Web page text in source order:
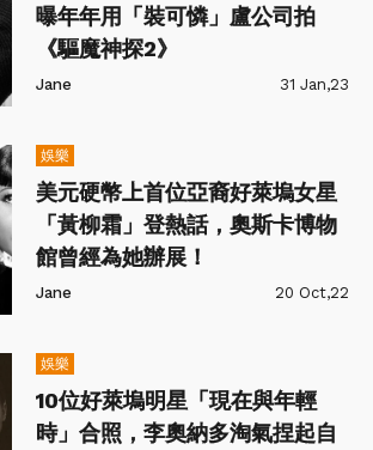
曝年年用「裝可憐」盧公司拍
《驅魔神探2》
Jane 31 Jan,23
娛樂
美元硬幣上首位亞裔好萊塢女星
「黃柳霜」登熱話，奧斯卡博物
館曾經為她辦展！
Jane 20 Oct,22
娛樂
10位好萊塢明星「現在與年輕
時」合照，李奧納多淘氣捏起自